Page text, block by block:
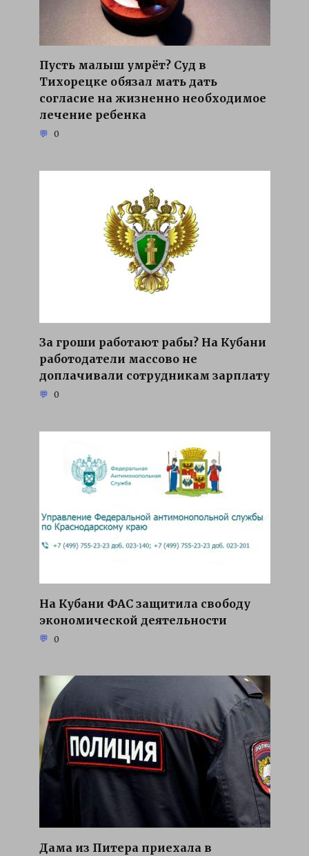
Пусть малыш умрёт? Суд в
Тихорецке обязал мать дать
согласие на жизненно необходимое
лечение ребенка
0
За гроши работают рабы? На Кубани
работодатели массово не
доплачивали сотрудникам зарплату
0
На Кубани ФАС защитила свободу
экономической деятельности
0
Дама из Питера приехала в